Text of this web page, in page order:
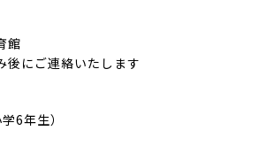
館
にご連絡いたします
6年生）